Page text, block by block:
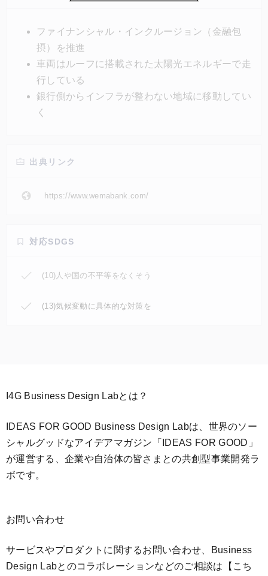
も対応できるため、消費者と銀行の双方がメリットを
享受できる。また、車両の走行には、車のルーフに備
え付けられたソーラーパネルで得た太陽光エネルギー
が使われている。
ファイナンシャル・インクルージョン（金融包
摂）を推進
車両はルーフに搭載された太陽光エネルギーで走
行している
銀行側からインフラが整わない地域に移動してい
く
出典リンク
https://www.wemabank.com/
対応SDGS
(10)人や国の不平等をなくそう
(13)気候変動に具体的な対策を
I4G Business Design Labとは？
IDEAS FOR GOOD Business Design Labは、世界のソー
シャルグッドなアイデアマガジン「IDEAS FOR GOOD」
が運営する、企業や自治体の皆さまとの共創型事業開発ラ
ボです。
お問い合わせ
サービスやプロダクトに関するお問い合わせ、Business
Design Labとのコラボレーションなどのご相談は 【こち